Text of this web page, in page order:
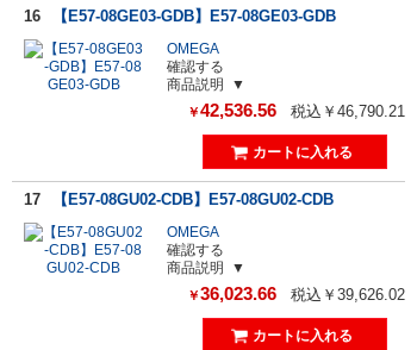
16 【E57-08GE03-GDB】E57-08GE03-GDB
OMEGA
確認する
商品説明
￥42,536.56 税込￥46,790.21
17 【E57-08GU02-CDB】E57-08GU02-CDB
OMEGA
確認する
商品説明
￥36,023.66 税込￥39,626.02